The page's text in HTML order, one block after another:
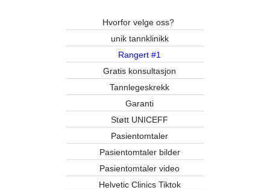
Hvorfor velge oss?
unik tannklinikk
Rangert #1
Gratis konsultasjon
Tannlegeskrekk
Garanti
Støtt UNICEFF
Pasientomtaler
Pasientomtaler bilder
Pasientomtaler video
Helvetic Clinics Tiktok